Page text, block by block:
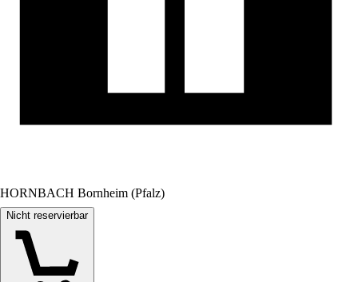
HORNBACH Bornheim (Pfalz)
Nicht reservierbar